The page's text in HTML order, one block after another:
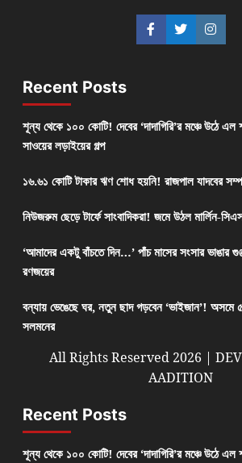
Recent Posts
শূন্য থেকে ১০০ কোটি! দেবের ‘দাদাগিরি’র মঞ্চে উঠে এল
সাওয়ের লড়াইয়ের গল্প
১৬.৬১ কোটি টাকার ঋণ শোধ হয়নি! রাজপাল যাদবের
নিউজরুম ছেড়ে টার্ফে সাংবাদিকরা! জমে উঠল মার্লিন-
‘আমাদের একটু বাঁচতে দিন…’ পাঁচ মাসের সংসার ভাঙার
রণজয়ের
বন্যায় ভেঙেছে ঘর, নতুন ছাদ গড়বেন ‘ভাইজান’! অসমে
সলমনের
All Rights Reserved 2026 |
AADITION
Recent Posts
শূন্য থেকে ১০০ কোটি! দেবের ‘দাদাগিরি’র মঞ্চে উঠে এল